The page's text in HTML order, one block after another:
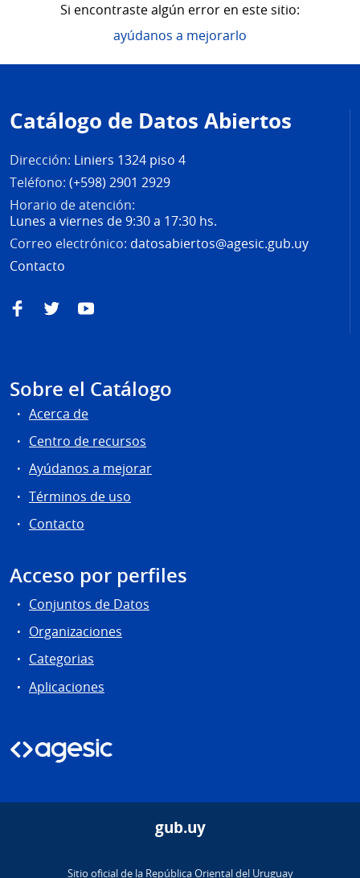
Si encontraste algún error en este sitio:
ayúdanos a mejorarlo
de
página
Catálogo de Datos Abiertos
Dirección: Liniers 1324 piso 4
Teléfono: (+598) 2901 2929
Horario de atención:
Lunes a viernes de 9:30 a 17:30 hs.
Correo electrónico: datosabiertos@agesic.gub.uy
Contacto
FacebookTwitterYouTube
Sobre el Catálogo
Acerca de
Centro de recursos
Ayúdanos a mejorar
Términos de uso
Contacto
Acceso por perfiles
Conjuntos de Datos
Organizaciones
Categorias
Aplicaciones
gub.uy
Sitio oficial de la República Oriental del Uruguay